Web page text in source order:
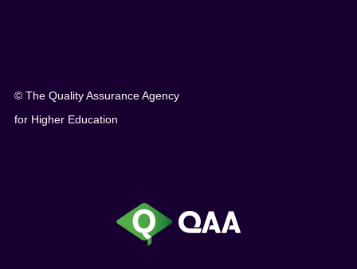
© The Quality Assurance Agency
for Higher Education